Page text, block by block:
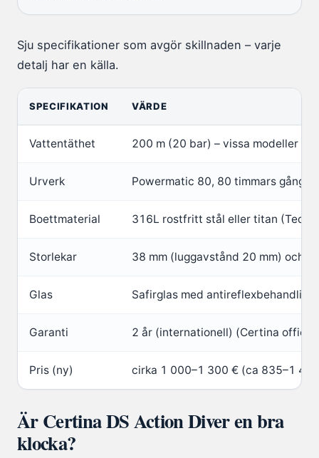
Sju specifikationer som avgör skillnaden – varje
detalj har en källa.
SPECIFIKATION VÄRDE
Vattentäthet 200 m (20 bar) – vissa modeller
Urverk Powermatic 80, 80 timmars
Boettmaterial 316L rostfritt stål eller titan
Storlekar 38 mm (luggavstånd 20 mm) och
Glas Safirglas med antireflexbehandling
Garanti 2 år (internationell) (Certina
Pris (ny) cirka 1 000–1 300 € (ca 835–1
Är Certina DS Action Diver en bra
klocka?